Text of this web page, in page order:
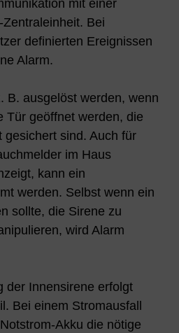
mit einer
Bei
definierten Ereignissen
Alarm.
B. ausgelöst werden, wenn
Tür geöffnet werden, die
gesichert sind. Auch für
im Haus
kann ein
werden. Selbst wenn ein
sollte, die Sirene zu
wird Alarm
der Innensirene erfolgt
Bei einem Stromausfall
Akku die nötige